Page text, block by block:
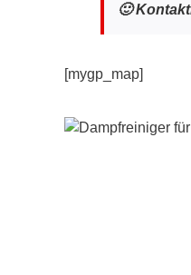
🙂
[mygp_map]